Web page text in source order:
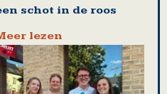
schot in de roos
lezen